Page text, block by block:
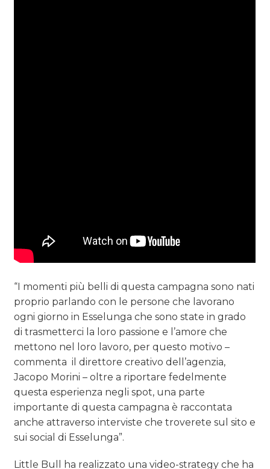
“I momenti più belli di questa campagna sono nati
proprio parlando con le persone che lavorano
ogni giorno in Esselunga che sono state in grado
di trasmetterci la loro passione e l’amore che
mettono nel loro lavoro, per questo motivo –
commenta il direttore creativo dell’agenzia,
Jacopo Morini – oltre a riportare fedelmente
questa esperienza negli spot, una parte
importante di questa campagna è raccontata
anche attraverso interviste che troverete sul sito e
sui social di Esselunga”.
Little Bull ha realizzato una video-strategy che ha